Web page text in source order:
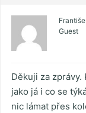
Guest
Děkuji za
jako já i co se
nic lámat přes